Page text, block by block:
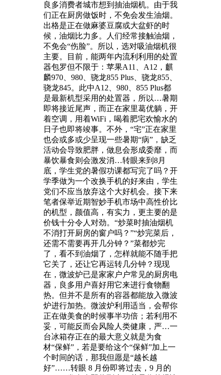
良多消费者城市想到抽油烟机。由于我
们正在厨房做饭时，不免会发生油烟。
出格是正在做麻婆豆腐或大盆虾的时
候，油烟比力多。人们经常接触油烟，
不免会“伤脸”。所以，选对吸油烟机很
主要。目前，能两年内流利利用的处置
器包罗但不限于：苹果A11、A12，麒
麟970、980、骁龙855 Plus、骁龙855、
骁龙845。此中A12、980、855 Plus都
是最新机型采用的处置器，所以…暑期
即将接近尾声，而正在家里葛优躺，开
着空调，用着WiFi，喝着肥宅欢愉水的
日子也即将竣事。不外，“宅”正在家里
也会或多或少呈现一些暑期“病”，缺乏
活动会导致肥胖，做息会形成委靡，而
暴饮暴食则会激发消…转眼来到8月
底，学生党的暑假功课都写完了吗？开
学季做为一个改换手机的好来由，学生
党们不应当放弃这个大好机会。接下来
笔者保举近期智妙手机市场中高性价比
的机型，颜值高，有实力，更主要的是
价钱十分令人对劲。“炒菜时抽油烟机
不消打开厨房的窗户吗？”“炒完菜后，
还需不需要再开几分钟？”菜都炒完
了，看不到油烟了，怎样就能不随手把
它关了，还让它再运转几分钟？现现
在，微波炉已是家家户户常见的厨房电
器，良多用户喜好用它来进行食物翻
热。但并不是所有的容器都能放入微波
炉进行加热。微波炉利用适当，会帮你
正在做美食的时候事半功倍；若利用不
妥，可能反而会风险人类健康，严…一
台冰箱存正在的最大意义就是为食
材“保鲜”，若是要给这个“保鲜”加上一
个时间的话，那我但愿是“越长越
好”……转眼 8 月份即将过去，9 月的